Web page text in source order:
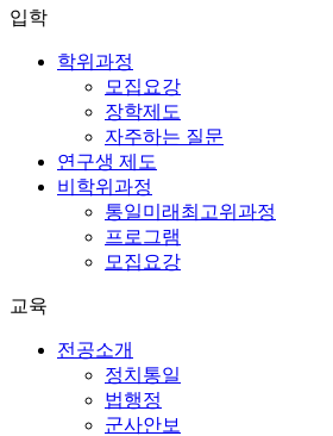
입학
학위과정
모집요강
장학제도
자주하는 질문
연구생 제도
비학위과정
통일미래최고위과정
프로그램
모집요강
교육
전공소개
정치통일
법행정
군사안보